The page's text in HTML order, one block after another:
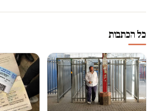
כל הכתבות